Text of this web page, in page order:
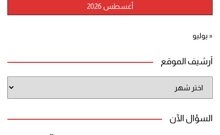
أغسطس 2026
« يوليو
أرشيف الموقع
الموقع
السؤال الآن